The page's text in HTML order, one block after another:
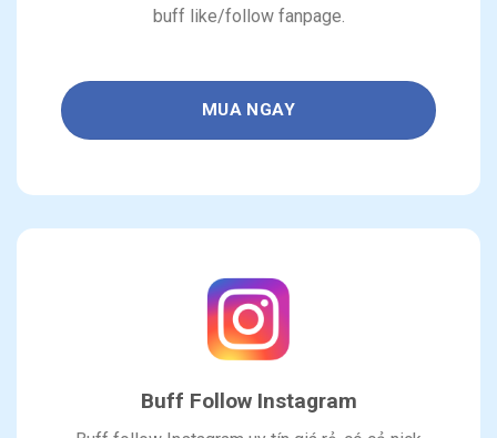
buff like/follow fanpage.
MUA NGAY
Buff Follow Instagram